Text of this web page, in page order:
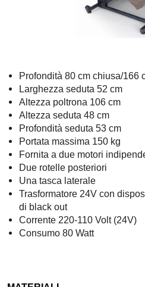
Profondità 80 cm chiusa/166
Larghezza seduta 52 cm
Altezza poltrona 106 cm
Altezza seduta 48 cm
Profondità seduta 53 cm
Portata massima 150 kg
Fornita a due motori
Due rotelle posteriori
Una tasca laterale
Trasformatore 24V con
di black out
Corrente 220-110 Volt (24V)
Consumo 80 Watt